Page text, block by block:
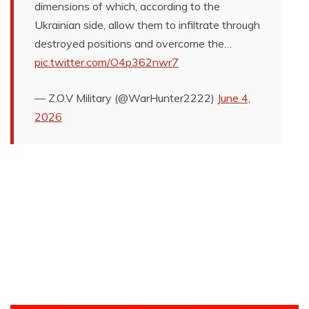
dimensions of which, according to the
Ukrainian side, allow them to infiltrate through
destroyed positions and overcome the…
pic.twitter.com/O4p362nwr7
— Z.O.V Military (@WarHunter2222) June 4,
2026